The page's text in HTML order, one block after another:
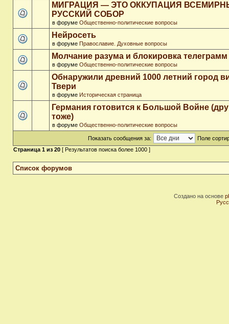
МИГРАЦИЯ — ЭТО ОККУПАЦИЯ
РУССКИЙ СОБОР
в форуме Общественно-политические вопросы
Нейросеть
в форуме Православие. Духовные вопросы
Молчание разума и блокировка телеграмм
в форуме Общественно-политические вопросы
Обнаружили древний 1000 летний город
Твери
в форуме Историческая страница
Германия готовится к Большой Войне
тоже)
в форуме Общественно-политические вопросы
Показать сообщения за:
Поле
Страница 1 из 20 [ Результатов поиска более 1000 ]
Список форумов
Создано на основе